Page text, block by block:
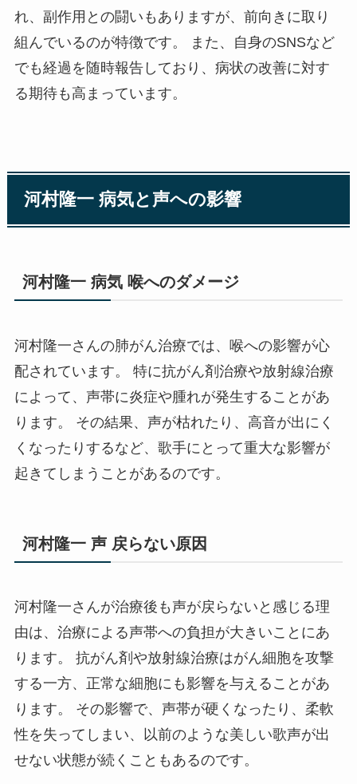
れ、副作用との闘いもありますが、前向きに取り
組んでいるのが特徴です。 また、自身のSNSなど
でも経過を随時報告しており、病状の改善に対す
る期待も高まっています。
河村隆一 病気と声への影響
河村隆一 病気 喉へのダメージ
河村隆一さんの肺がん治療では、喉への影響が心
配されています。 特に抗がん剤治療や放射線治療
によって、声帯に炎症や腫れが発生することがあ
ります。 その結果、声が枯れたり、高音が出にく
くなったりするなど、歌手にとって重大な影響が
起きてしまうことがあるのです。
河村隆一 声 戻らない原因
河村隆一さんが治療後も声が戻らないと感じる理
由は、治療による声帯への負担が大きいことにあ
ります。 抗がん剤や放射線治療はがん細胞を攻撃
する一方、正常な細胞にも影響を与えることがあ
ります。 その影響で、声帯が硬くなったり、柔軟
性を失ってしまい、以前のような美しい歌声が出
せない状態が続くこともあるのです。